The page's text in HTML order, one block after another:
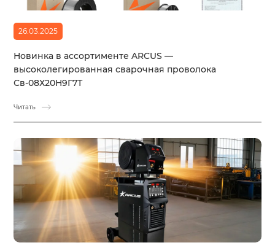
26.03.2025
Новинка в ассортименте ARCUS —
высоколегированная сварочная проволока
Св-08Х20Н9Г7Т
Читать